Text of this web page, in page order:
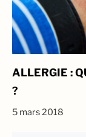
ALLERGIE :
?
5 mars 2018